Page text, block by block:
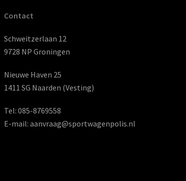
Contact
Schweitzerlaan 12
9728 NP Groningen
Nieuwe Haven 25
1411 SG Naarden (Vesting)
Tel:085-8769558
E-mail:aanvraag@sportwagenpolis.nl